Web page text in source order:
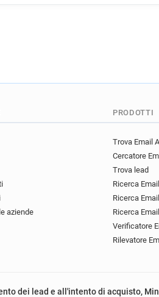
aziende
PRODOTTI
Trova Email
Cercatore
Trova lead
Ricerca
Ricerca
Ricerca
Verificatore
Rilevatore
dei lead e all'intento di acquisto,